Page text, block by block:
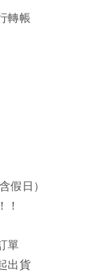
轉帳
假日）
！
單
出貨